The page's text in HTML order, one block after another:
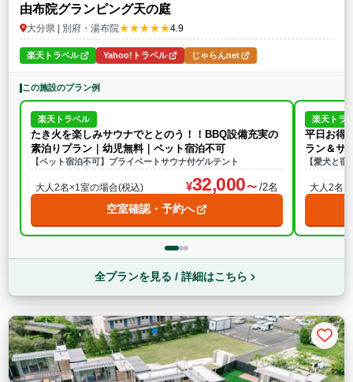
由布院グランピング天の庭
大分県 | 別府・湯布院★★★★★4.9
楽天トラベル Yahoo!トラベル じゃらんnet
この施設のプラン例
楽天トラベル
たき火を楽しみサウナでととのう！！BBQ設備充実の
素泊りプラン｜幼児無料｜ペット宿泊不可
【ペット宿泊不可】プライベートサウナ付ゲルテント
大人2名×1室の場合(税込) 32,000 /2名
空室確認・予約へ
楽天トラ
平日お得
ラン＆サ
【愛犬と
大人2名
全プランを見る / 詳細はこちら